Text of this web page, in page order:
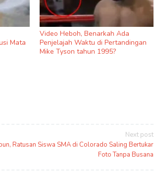
Mata
Video Heboh, Benarkah Ada
Penjelajah Waktu di Pertandingan
Mike Tyson tahun 1995?
Next post
Ratusan Siswa SMA di Colorado Saling Bertukar
Foto Tanpa Busana